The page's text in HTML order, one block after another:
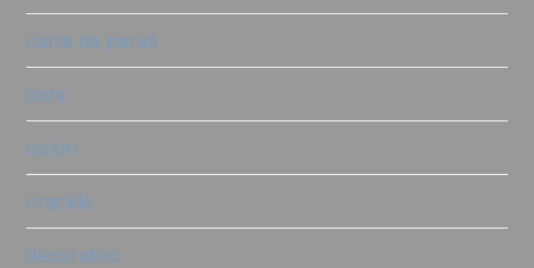
carta da parati
cere
colori
crackle
decoratrici